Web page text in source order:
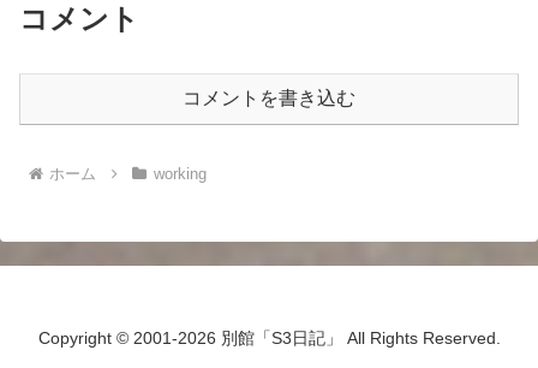
コメント
コメントを書き込む
ホーム working
Copyright © 2001-2026 別館「S3日記」 All Rights Reserved.